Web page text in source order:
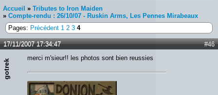
Accueil » Tributes to Iron Maiden
» Compte-rendu : 26/10/07 - Ruskin Arms, Les Pennes Mirabeaux
Pages: Précédent 1 2 3 4
#46
17/11/2007 17:34:47
gotrek
merci m'sieur!! les photos sont bien reussies